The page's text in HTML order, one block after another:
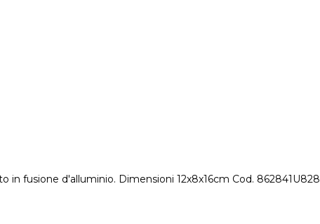
fusione d'alluminio. Dimensioni 12x8x16cm Cod. 862841U828